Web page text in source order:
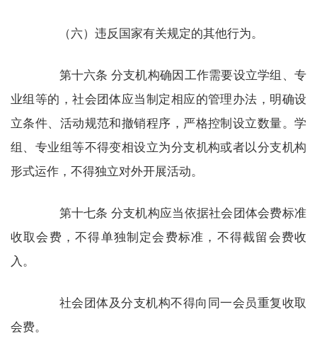
（六）违反国家有关规定的其他行为。
第十六条 分支机构确因工作需要设立学组、专
业组等的，社会团体应当制定相应的管理办法，明确设
立条件、活动规范和撤销程序，严格控制设立数量。学
组、专业组等不得变相设立为分支机构或者以分支机构
形式运作，不得独立对外开展活动。
第十七条 分支机构应当依据社会团体会费标准
收取会费，不得单独制定会费标准，不得截留会费收
入。
社会团体及分支机构不得向同一会员重复收取
会费。